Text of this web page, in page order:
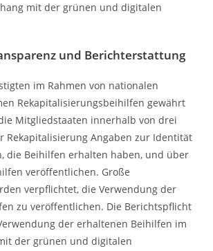
mit der grünen und digitalen
und Berichterstattung
im Rahmen von nationalen
Rekapitalisierungsbeihilfen gewährt
Mitgliedstaaten innerhalb von drei
Rekapitalisierung Angaben zur Identität
die Beihilfen erhalten haben, und über
veröffentlichen. Große
verpflichtet, die Verwendung der
zu veröffentlichen. Die Berichtspflicht
der erhaltenen Beihilfen im
der grünen und digitalen